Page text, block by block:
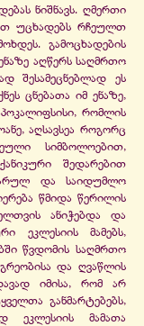
ნიშნავს. ღმერთი
უცხადებს რჩეულთ
გამოცხადების
აღწერს საღმრთო
შესამეცნებლად ეს
ცნებათა იმ ენაზე,
რომლის
აღსავსეა როგორც
სიმბოლოებით,
შედარებით
და საიდუმლო
წმიდა წერილის
ანიჭებდა და
ეკლესიის მამებს,
წვდომის საღმრთო
და ღვაწლის
იმისა, რომ არ
განმარტებებს,
ეკლესიის მამათა